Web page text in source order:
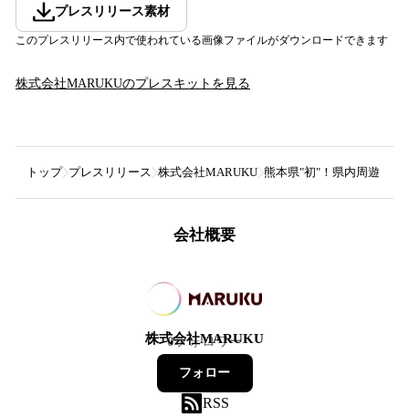
プレスリリース素材
このプレスリリース内で使われている画像ファイルがダウンロードできます
株式会社MARUKUのプレスキットを見る
トップ プレスリリース 株式会社MARUKU 熊本県"初"！県内周遊・非
会社概要
株式会社MARUKU
0フォロワー
フォロー
RSS